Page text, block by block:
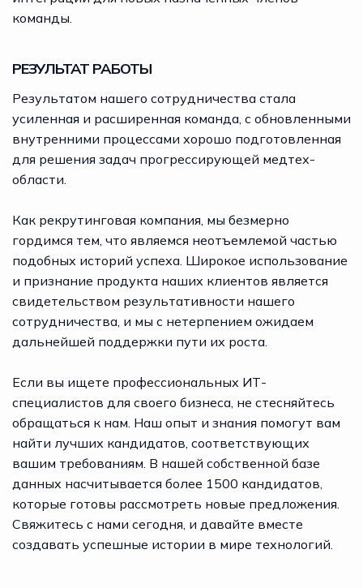
команды.
РЕЗУЛЬТАТ РАБОТЫ
Результатом нашего сотрудничества стала
усиленная и расширенная команда, с обновленными
внутренними процессами хорошо подготовленная
для решения задач прогрессирующей медтех-
области.
Как рекрутинговая компания, мы безмерно
гордимся тем, что являемся неотъемлемой частью
подобных историй успеха. Широкое использование
и признание продукта наших клиентов является
свидетельством результативности нашего
сотрудничества, и мы с нетерпением ожидаем
дальнейшей поддержки пути их роста.
Если вы ищете профессиональных ИТ-
специалистов для своего бизнеса, не стесняйтесь
обращаться к нам . Наш опыт и знания помогут вам
найти лучших кандидатов, соответствующих
вашим требованиям. В нашей собственной базе
данных насчитывается более 1500 кандидатов,
которые готовы рассмотреть новые предложения.
Свяжитесь с нами сегодня, и давайте вместе
создавать успешные истории в мире технологий.